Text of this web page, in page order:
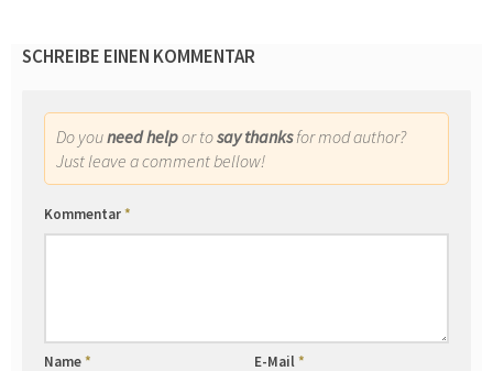
SCHREIBE EINEN KOMMENTAR
Do youneed helpor tosay thanksfor mod author?
Just leave a comment bellow!
Kommentar*
Name* E-Mail*